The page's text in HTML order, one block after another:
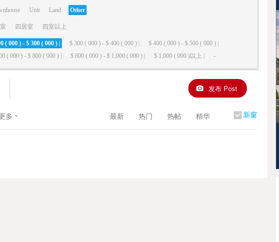
Unit Land Other
四居室 四室以上
( 000 ) - $ 300 ( 000 ) | $ 300 ( 000 ) - $ 400 ( 000 ) |
$ 400 ( 000 ) - $ 500 ( 000 ) |
( 000 ) - $ 800 ( 000 ) | $ 800 ( 000 ) - $ 1,000 ( 000 ) | $ 1,000 ( 000 )以上 | -
发布 Post
新窗
更多 最新 热门 热帖 精华